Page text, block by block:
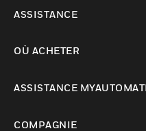
ASSISTANCE
OÙ ACHETER
ASSISTANCE
COMPAGNIE